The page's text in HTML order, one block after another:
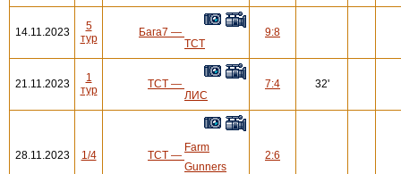
14.11.2023
5
тур
Бага7 —
ТСТ
9:8
21.11.2023
1
тур
ТСТ —
ЛИС
7:4 32'
28.11.2023 1/4 ТСТ —
Farm
Gunners
2:6